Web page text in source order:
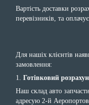
Вартість доставки
перевізників, та
Для нашіх клієнтів
замовлення:
1. Готівковий
Наш склад авто
адресую 2-й